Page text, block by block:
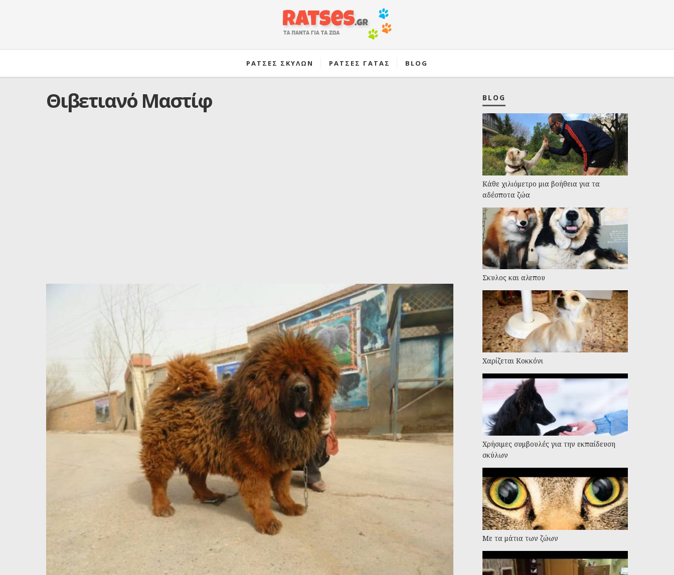
ΡΑΤΣΕΣ ΣΚΥΛΩΝ ΡΑΤΣΕΣ ΓΑΤΑΣ BLOG
Θιβετιανό Μαστίφ BLOG
Kάθε χιλιόμετρο μια βοήθεια για τα
αδέσποτα ζώα
Σκυλος και αλεπου
Χαρίζεται Κοκκόνι
Χρήσιμες συμβουλές για την εκπαίδευση
σκύλων
Με τα μάτια των ζώων